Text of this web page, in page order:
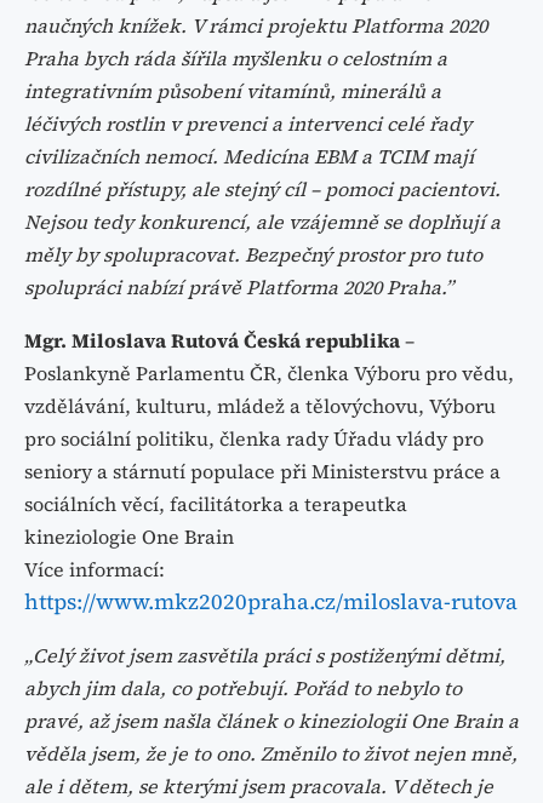
naučných knížek. V rámci projektu Platforma 2020
Praha bych ráda šířila myšlenku o celostním a
integrativním působení vitamínů, minerálů a
léčivých rostlin v prevenci a intervenci celé řady
civilizačních nemocí. Medicína EBM a TCIM mají
rozdílné přístupy, ale stejný cíl – pomoci pacientovi.
Nejsou tedy konkurencí, ale vzájemně se doplňují a
měly by spolupracovat. Bezpečný prostor pro tuto
spolupráci nabízí právě Platforma 2020 Praha.”
Mgr. Miloslava Rutová Česká republika–
Poslankyně Parlamentu ČR, členka Výboru pro vědu,
vzdělávání, kulturu, mládež a tělovýchovu, Výboru
pro sociální politiku, členka rady Úřadu vlády pro
seniory a stárnutí populace při Ministerstvu práce a
sociálních věcí, facilitátorka a terapeutka
kineziologie One Brain
Více informací:
https://www.mkz2020praha.cz/miloslava-rutova
„Celý život jsem zasvětila práci s postiženými dětmi,
abych jim dala, co potřebují. Pořád to nebylo to
pravé, až jsem našla článek o kineziologii One Brain a
věděla jsem, že je to ono. Změnilo to život nejen mně,
ale i dětem, se kterými jsem pracovala. V dětech je